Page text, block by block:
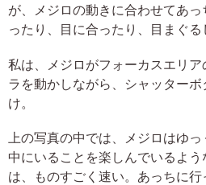
が、メジロの動きに合わせてあ
ったり、目に合ったり、目まぐる
私は、メジロがフォーカスエリ
ラを動かしながら、シャッター
け。
上の写真の中では、メジロはゆ
中にいることを楽しんでいるよ
は、ものすごく速い。あっちに